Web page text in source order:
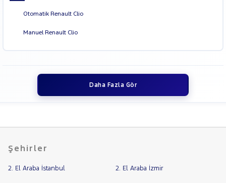
Otomatik Renault Clio
Manuel Renault Clio
Daha Fazla Gör
Şehirler
2. El Araba İstanbul 2. El Araba İzmir